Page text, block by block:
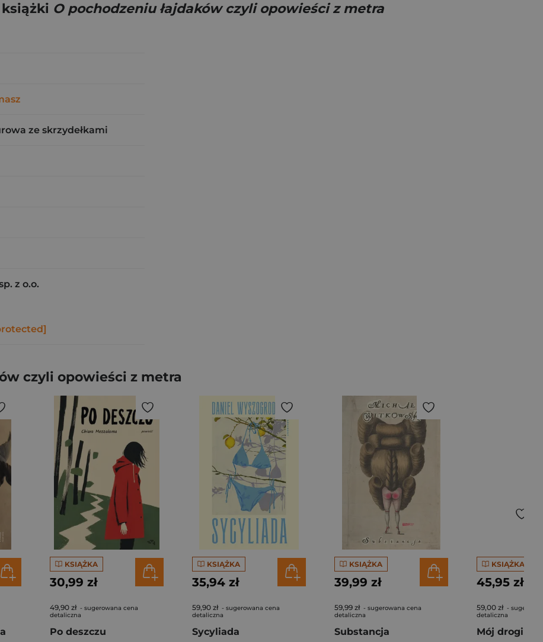
O pochodzeniu łajdaków czyli opowieści z metra
ze skrzydełkami
z o.o.
czyli opowieści z metra
KSIĄŻKA
30,99 zł
49,90 zł - sugerowana cena
detaliczna
Po deszczu
KSIĄŻKA
35,94 zł
59,90 zł - sugerowana cena
detaliczna
Sycyliada
KSIĄŻKA
39,99 zł
59,99 zł - sugerowana cena
detaliczna
Substancja
KSIĄŻKA
45,95 zł
59,00 zł -
detaliczna
Mój drogi